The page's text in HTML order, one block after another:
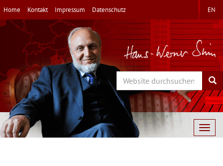
Direkt
zum
Inhalt
Home Kontakt Impressum Datenschutz EN
Search